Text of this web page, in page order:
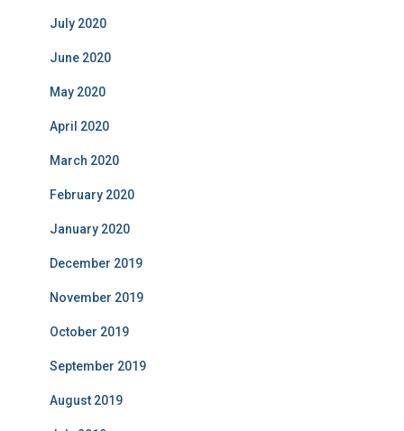
July 2020
June 2020
May 2020
April 2020
March 2020
February 2020
January 2020
December 2019
November 2019
October 2019
September 2019
August 2019